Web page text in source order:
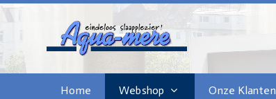
Home Webshop Onze Klanten